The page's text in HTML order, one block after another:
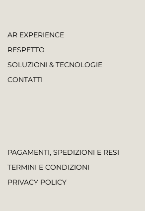
AR EXPERIENCE
RESPETTO
SOLUZIONI & TECNOLOGIE
CONTATTI
PAGAMENTI, SPEDIZIONI E RESI
TERMINI E CONDIZIONI
PRIVACY POLICY